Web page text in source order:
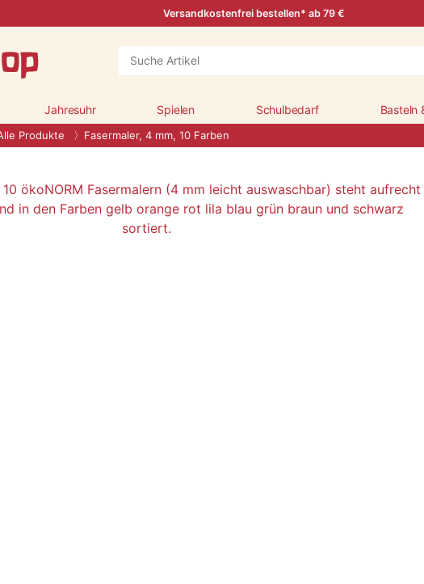
Versandkostenfrei bestellen* ab 79 €
Jahresuhr Spielen Schulbedarf Basteln
Produkte Fasermaler, 4 mm, 10 Farben